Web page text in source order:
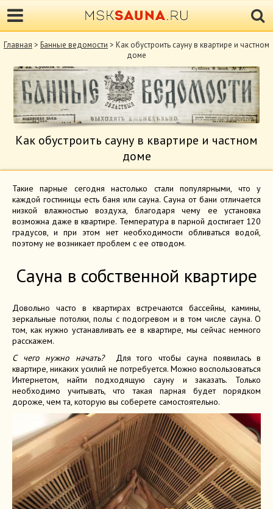
Главная > Банные ведомости > Как обустроить сауну в квартире и частном
доме
Как обустроить сауну в квартире и частном
доме
Такие парные сегодня настолько стали популярными, что у
каждой гостиницы есть баня или сауна. Сауна от бани отличается
низкой влажностью воздуха, благодаря чему ее установка
возможна даже в квартире. Температура в парной достигает 120
градусов, и при этом нет необходимости обливаться водой,
поэтому не возникает проблем с ее отводом.
Сауна в собственной квартире
Довольно часто в квартирах встречаются бассейны, камины,
зеркальные потолки, полы с подогревом и в том числе сауна. О
том, как нужно устанавливать ее в квартире, мы сейчас немного
расскажем.
С чего нужно начать?Для того чтобы сауна появилась в
квартире, никаких усилий не потребуется. Можно воспользоваться
Интернетом, найти подходящую сауну и заказать. Только
необходимо учитывать, что такая парная будет порядком
дороже, чем та, которую вы соберете самостоятельно.